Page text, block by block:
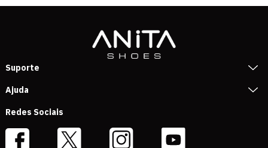
Suporte
Ajuda
Redes Sociais